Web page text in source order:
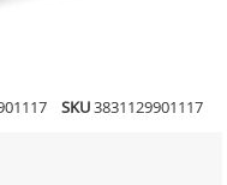
SKU3831129901117